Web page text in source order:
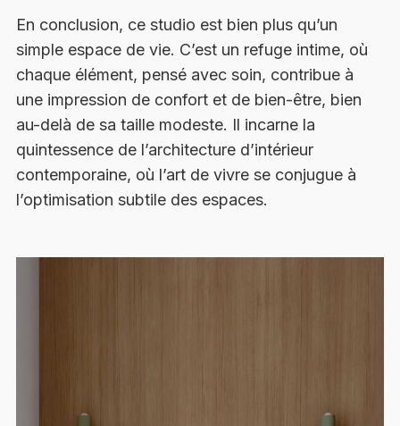
En conclusion, ce studio est bien plus qu’un
simple espace de vie. C’est un refuge intime, où
chaque élément, pensé avec soin, contribue à
une impression de confort et de bien-être, bien
au-delà de sa taille modeste. Il incarne la
quintessence de l’architecture d’intérieur
contemporaine, où l’art de vivre se conjugue à
l’optimisation subtile des espaces.